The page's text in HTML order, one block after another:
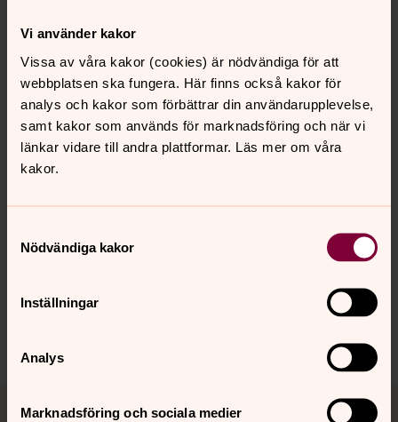
Vi använder kakor
Vissa av våra kakor (cookies) är nödvändiga för att
webbplatsen ska fungera. Här finns också kakor för
analys och kakor som förbättrar din användarupplevelse,
samt kakor som används för marknadsföring och när vi
länkar vidare till andra plattformar. Läs mer om våra
kakor.
Nödvändiga kakor
Inställningar
Analys
Marknadsföring och sociala medier
Pausa
En podcast från Södra Tjusts pastorat. Programledarna
Anton Hultgren och Filip Ewertsson samtalar om
intressanta ämnen med inbjudna gäster. Här hittar du
alla avsnitt. Podden finns också där poddar finns och
även som video på YouTube.
Synpunkter eller frågor på sidans
sodra.tjusts.pastorat@svenskakyrkan.se